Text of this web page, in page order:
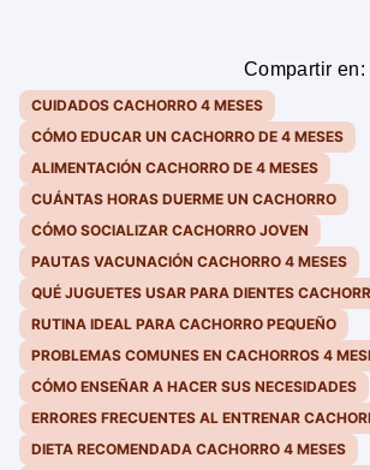
Compartir en:
CUIDADOS CACHORRO 4 MESES
CÓMO EDUCAR UN CACHORRO DE 4 MESES
ALIMENTACIÓN CACHORRO DE 4 MESES
CUÁNTAS HORAS DUERME UN CACHORRO
CÓMO SOCIALIZAR CACHORRO JOVEN
PAUTAS VACUNACIÓN CACHORRO 4 MESES
QUÉ JUGUETES USAR PARA DIENTES
RUTINA IDEAL PARA CACHORRO PEQUEÑO
PROBLEMAS COMUNES EN CACHORROS 4
CÓMO ENSEÑAR A HACER SUS NECESIDADES
ERRORES FRECUENTES AL ENTRENAR
DIETA RECOMENDADA CACHORRO 4 MESES